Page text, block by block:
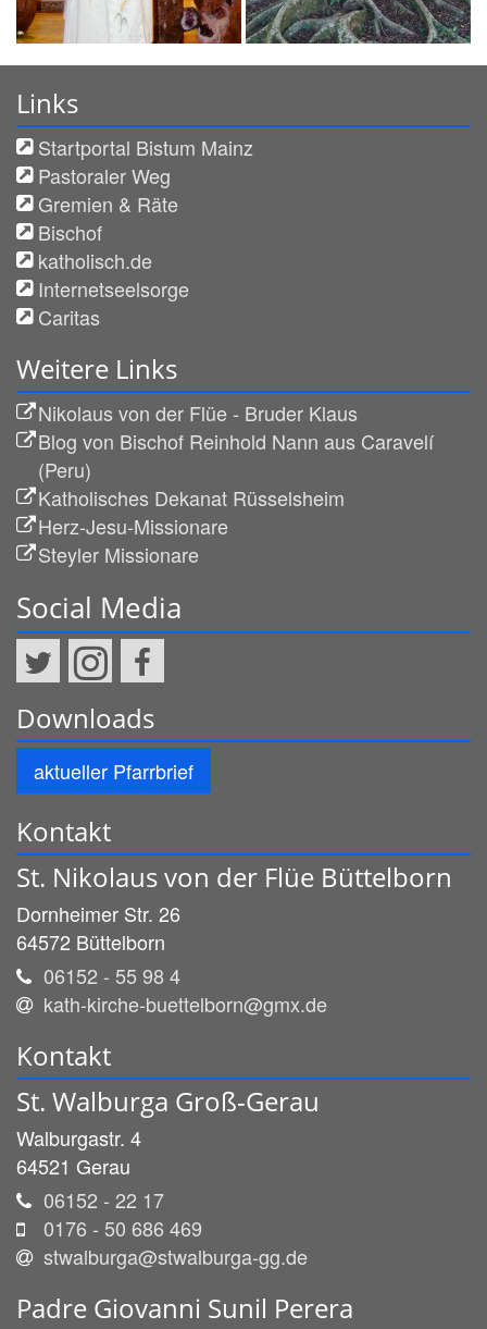
Links
Startportal Bistum Mainz
Pastoraler Weg
Gremien & Räte
Bischof
katholisch.de
Internetseelsorge
Caritas
Weitere Links
Nikolaus von der Flüe - Bruder Klaus
Blog von Bischof Reinhold Nann aus Caravelí
(Peru)
Katholisches Dekanat Rüsselsheim
Herz-Jesu-Missionare
Steyler Missionare
Social Media
Downloads
aktueller Pfarrbrief
Kontakt
St. Nikolaus von der Flüe Büttelborn
Dornheimer Str. 26
64572 Büttelborn
06152 - 55 98 4
kath-kirche-buettelborn@gmx.de
Kontakt
St. Walburga Groß-Gerau
Walburgastr. 4
64521 Gerau
06152 - 22 17
0176 - 50 686 469
stwalburga@stwalburga-gg.de
Padre Giovanni Sunil Perera